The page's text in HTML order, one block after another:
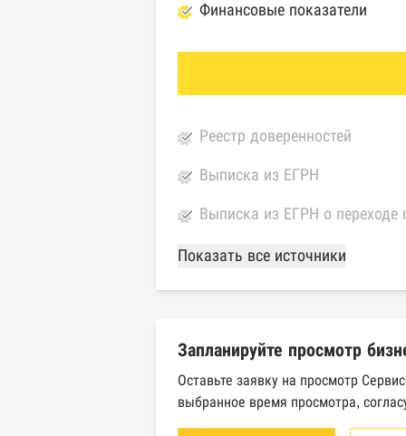
Финансовые показатели
Реестр доверенностей
Выписка из ЕГРН
Выписка из ЕГРН о переходе
База Росстата
Реестры ЕГРЮЛ и ЕГРИП
Картотека арбитражных дел
Единый федеральный реестр
Показать все источники
Запланируйте просмотр
Оставьте заявку на просмотр
выбранное время просмотра,